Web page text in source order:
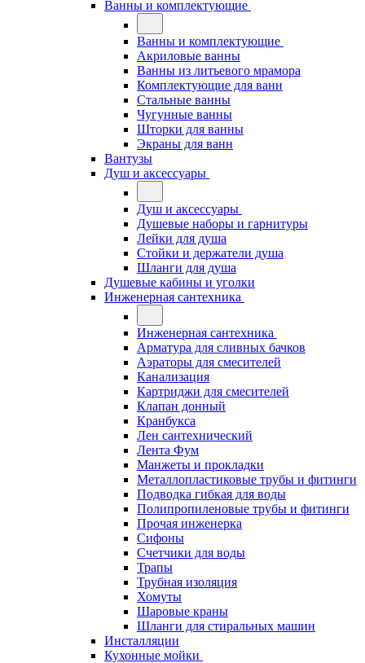
Ванны и комплектующие
Ванны и комплектующие
Акриловые ванны
Ванны из литьевого мрамора
Комплектующие для ванн
Стальные ванны
Чугунные ванны
Шторки для ванны
Экраны для ванн
Вантузы
Душ и аксессуары
Душ и аксессуары
Душевые наборы и гарнитуры
Лейки для душа
Стойки и держатели душа
Шланги для душа
Душевые кабины и уголки
Инженерная сантехника
Инженерная сантехника
Арматура для сливных бачков
Аэраторы для смесителей
Канализация
Картриджи для смесителей
Клапан донный
Кранбукса
Лен сантехнический
Лента Фум
Манжеты и прокладки
Металлопластиковые трубы и фитинги
Подводка гибкая для воды
Полипропиленовые трубы и фитинги
Прочая инженерка
Сифоны
Счетчики для воды
Трапы
Трубная изоляция
Хомуты
Шаровые краны
Шланги для стиральных машин
Инсталляции
Кухонные мойки